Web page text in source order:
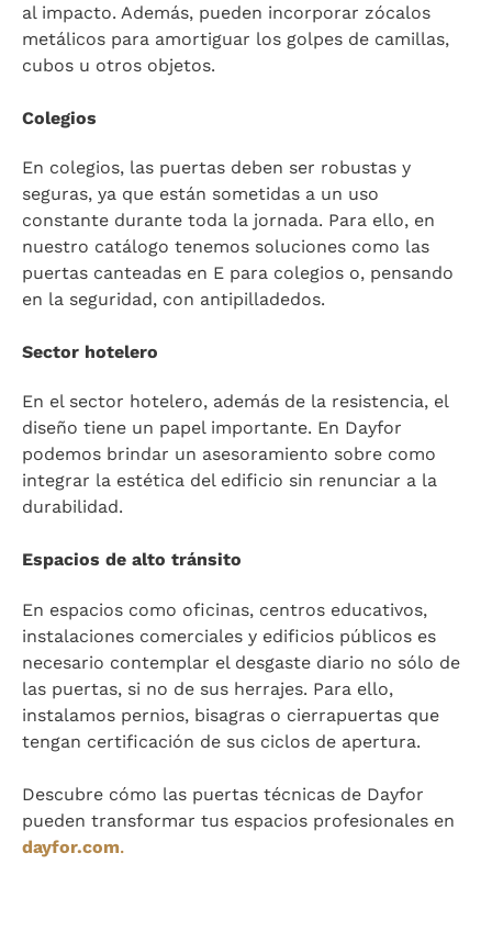
al impacto. Además, pueden incorporar zócalos
metálicos para amortiguar los golpes de camillas,
cubos u otros objetos.
Colegios
En colegios, las puertas deben ser robustas y
seguras, ya que están sometidas a un uso
constante durante toda la jornada. Para ello, en
nuestro catálogo tenemos soluciones como las
puertas canteadas en E para colegios o, pensando
en la seguridad, con antipilladedos.
Sector hotelero
En el sector hotelero, además de la resistencia, el
diseño tiene un papel importante. En Dayfor
podemos brindar un asesoramiento sobre como
integrar la estética del edificio sin renunciar a la
durabilidad.
Espacios de alto tránsito
En espacios como oficinas, centros educativos,
instalaciones comerciales y edificios públicos es
necesario contemplar el desgaste diario no sólo de
las puertas, si no de sus herrajes. Para ello,
instalamos pernios, bisagras o cierrapuertas que
tengan certificación de sus ciclos de apertura.
Descubre cómo las puertas técnicas de Dayfor
pueden transformar tus espacios profesionales en
dayfor.com.